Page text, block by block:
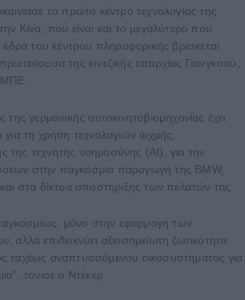
το πρώτο κέντρο τεχνολογίας της
Κίνα, που είναι και το μεγαλύτερο που
έδρα του κέντρου πληροφορικής βρίσκεται
της κινεζικής επαρχίας Γιανγκσού,
της γερμανικής αυτοκινητοβιομηχανίας έχει
για τη χρήση τεχνολογιών αιχμής,
της τεχνητής νοημοσύνης (ΑΙ), για την
στην παγκόσμια παραγωγή της BMW,
στα δίκτυα υποστήριξης των πελατών της.
μόνο στην εφαρμογή των
αλλά επιδεικνύει αξιοσημείωτη ζωτικότητα
ταχέως αναπτυσσόμενου οικοσυστήματος για
τόνισε ο Ντέκερ.